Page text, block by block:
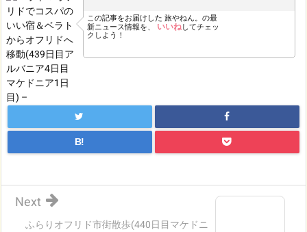
この記事をお届けした 旅やねん。の最
新ニュース情報を、
いいねしてチェッ
クしよう！
B!
ふらりオフリド市街散歩(440日目マケドニ
Next